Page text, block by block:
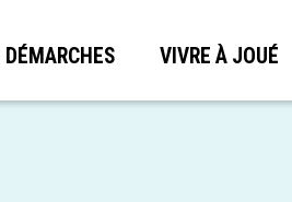
DÉMARCHES VIVRE À JOUÉ